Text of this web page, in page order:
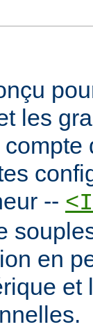
les
--
en
et